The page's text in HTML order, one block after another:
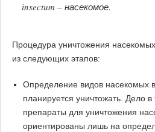
insectum – насекомое.
Процедура уничтожения
из следующих этапов:
Определение видов насекомых
планируется уничтожать. Дело
препараты для уничтожения
ориентированы лишь на